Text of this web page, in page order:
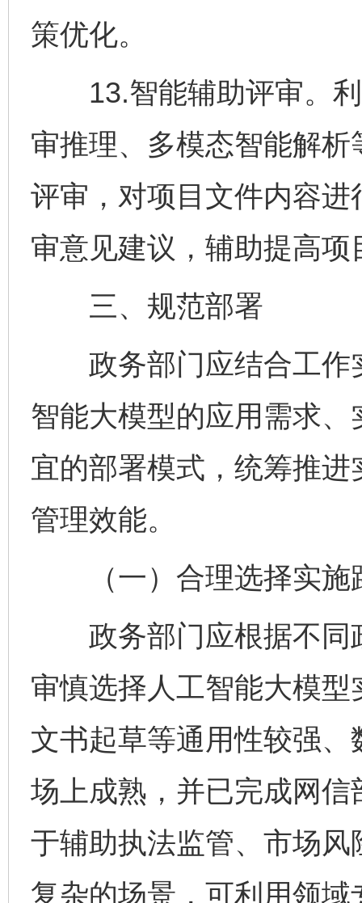
策优化。
13.智能辅助评审。利
审推理、多模态智能解
评审，对项目文件内容
审意见建议，辅助提高
三、规范部署
政务部门应结合工作
智能大模型的应用需求
宜的部署模式，统筹推
管理效能。
（一）合理选择实施
政务部门应根据不同
审慎选择人工智能大模
文书起草等通用性较强
场上成熟，并已完成网
于辅助执法监管、市场
复杂的场景，可利用领